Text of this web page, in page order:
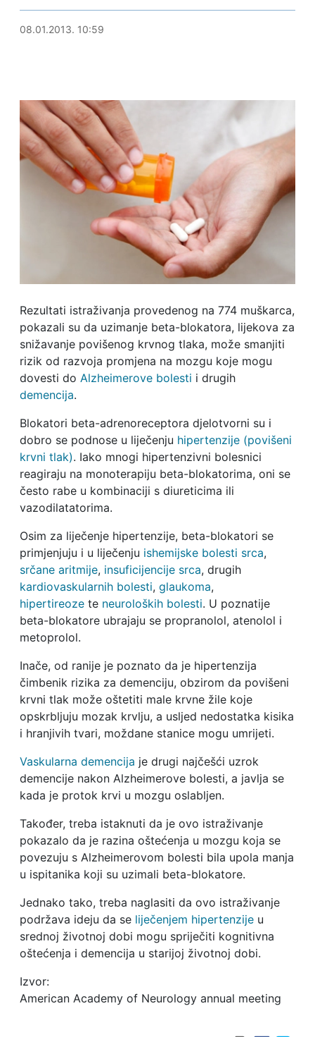
08.01.2013. 12:00
08.01.2013. 10:59
Rezultati istraživanja provedenog na 774 muškarca,
pokazali su da uzimanje beta-blokatora, lijekova za
snižavanje povišenog krvnog tlaka, može smanjiti
rizik od razvoja promjena na mozgu koje mogu
dovesti do Alzheimerove bolesti i drugih
demencija.
Blokatori beta-adrenoreceptora djelotvorni su i
dobro se podnose u liječenju hipertenzije (povišeni
krvni tlak). Iako mnogi hipertenzivni bolesnici
reagiraju na monoterapiju beta-blokatorima, oni se
često rabe u kombinaciji s diureticima ili
vazodilatatorima.
Osim za liječenje hipertenzije, beta-blokatori se
primjenjuju i u liječenju ishemijske bolesti srca,
srčane aritmije, insuficijencije srca, drugih
kardiovaskularnih bolesti, glaukoma,
hipertireozete neuroloških bolesti. U poznatije
beta-blokatore ubrajaju se propranolol, atenolol i
metoprolol.
Inače, od ranije je poznato da je hipertenzija
čimbenik rizika za demenciju, obzirom da povišeni
krvni tlak može oštetiti male krvne žile koje
opskrbljuju mozak krvlju, a usljed nedostatka kisika
i hranjivih tvari, moždane stanice mogu umrijeti.
Vaskularna demencija je drugi najčešći uzrok
demencije nakon Alzheimerove bolesti, a javlja se
kada je protok krvi u mozgu oslabljen.
Također, treba istaknuti da je ovo istraživanje
pokazalo da je razina oštećenja u mozgu koja se
povezuju s Alzheimerovom bolesti bila upola manja
u ispitanika koji su uzimali beta-blokatore.
Jednako tako, treba naglasiti da ovo istraživanje
podržava ideju da se liječenjem hipertenzijeu
srednoj životnoj dobi mogu spriječiti kognitivna
oštećenja i demencija u starijoj životnoj dobi.
Izvor:
American Academy of Neurology annual meeting